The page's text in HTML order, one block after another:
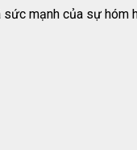
mạnh của sự hóm